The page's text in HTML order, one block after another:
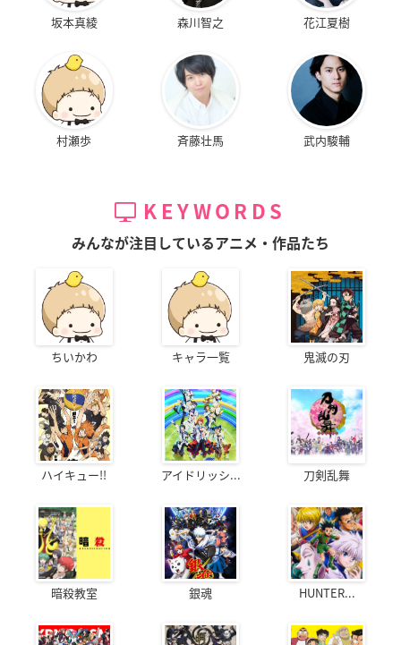
坂本真綾 森川智之 花江夏樹
村瀬歩 斉藤壮馬 武内駿輔
KEYWORDS
みんなが注目しているアニメ・作品たち
ちいかわ キャラ一覧 鬼滅の刃
ハイキュー!! アイドリッシ... 刀剣乱舞
暗殺教室 銀魂 HUNTER...